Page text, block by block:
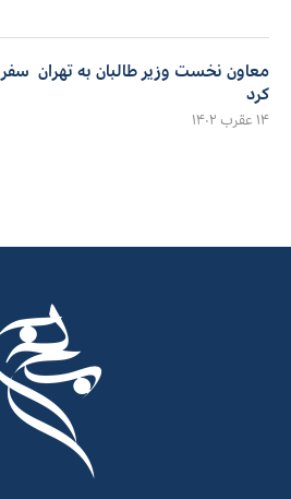
معاون نخست وزیر طالبان به تهران سفر
کرد
۱۴ عقرب ۱۴۰۲